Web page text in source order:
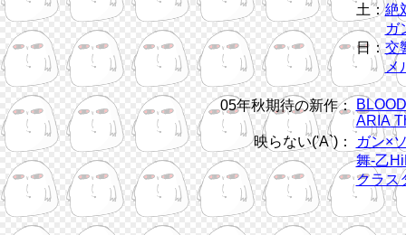
土：絶
ガ
日： 交
メ
05年秋期待の新作：
ARIA
映らない('A`)：
ガン×
舞-乙
クラス